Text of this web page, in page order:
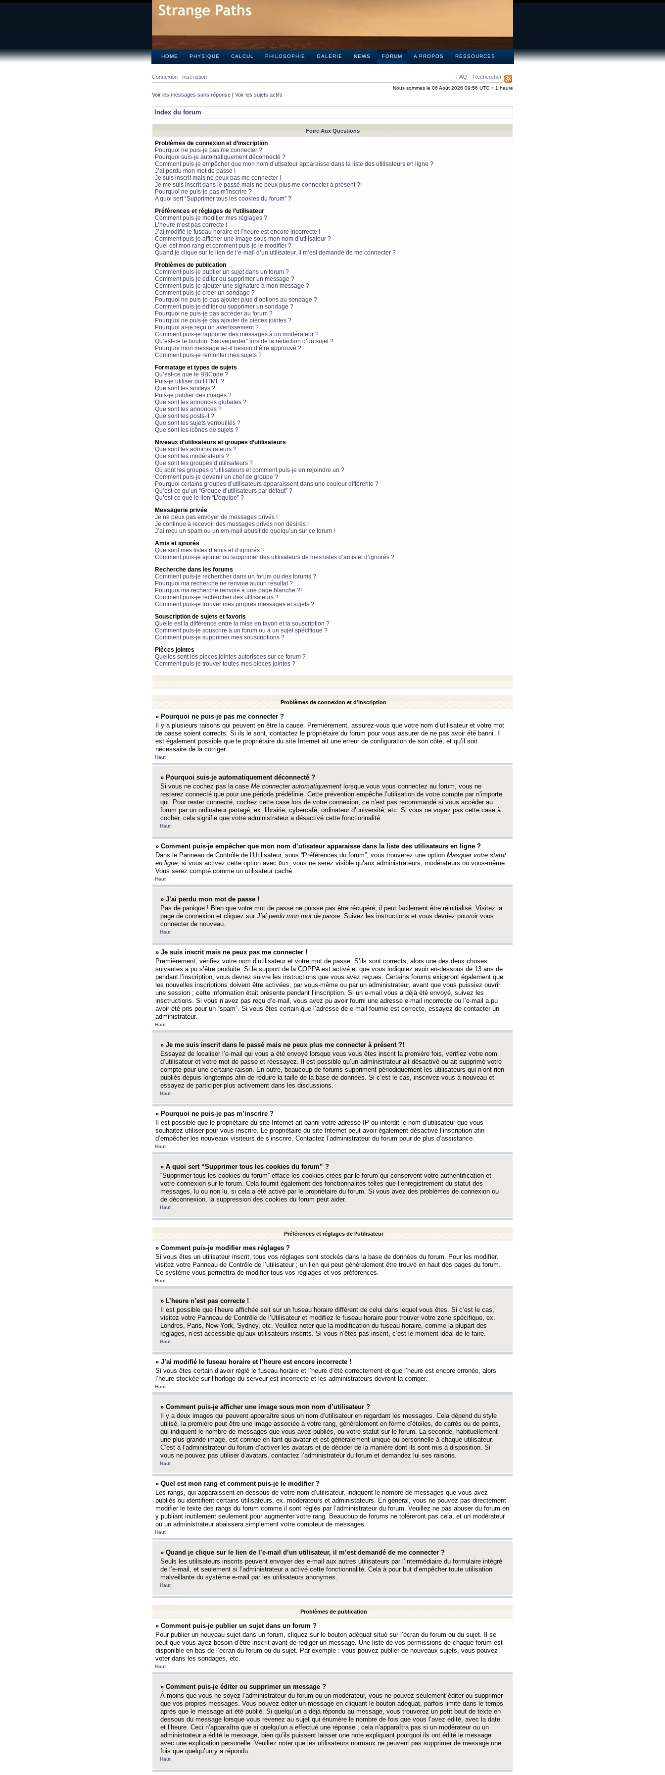
HOME PHYSIQUE CALCUL PHILOSOPHIE GALERIE NEWS FORUM A PROPOS RESSOURCES
FAQ Rechercher
Connexion Inscription
Nous sommes le 06 Août 2026 09:56 UTC + 1 heure
Voir les messages sans réponse | Voir les sujets actifs
Index du forum
Foire Aux Questions
Problèmes de connexion et d’inscription
Pourquoi ne puis-je pas me connecter ?
Pourquoi suis-je automatiquement déconnecté ?
Comment puis-je empêcher que mon nom d’utisateur apparaisse dans la liste des utilisateurs en ligne ?
J’ai perdu mon mot de passe !
Je suis inscrit mais ne peux pas me connecter !
Je me suis inscrit dans le passé mais ne peux plus me connecter à présent ?!
Pourquoi ne puis-je pas m’inscrire ?
A quoi sert “Supprimer tous les cookies du forum” ?
Préférences et réglages de l’utilisateur
Comment puis-je modifier mes réglages ?
L’heure n’est pas correcte !
J’ai modifié le fuseau horaire et l’heure est encore incorrecte !
Comment puis-je afficher une image sous mon nom d’utilisateur ?
Quel est mon rang et comment puis-je le modifier ?
Quand je clique sur le lien de l’e-mail d’un utilisateur, il m’est demandé de me connecter ?
Problèmes de publication
Comment puis-je publier un sujet dans un forum ?
Comment puis-je éditer ou supprimer un message ?
Comment puis-je ajouter une signature à mon message ?
Comment puis-je créer un sondage ?
Pourquoi ne puis-je pas ajouter plus d’options au sondage ?
Comment puis-je éditer ou supprimer un sondage ?
Pourquoi ne puis-je pas accéder au forum ?
Pourquoi ne puis-je pas ajouter de pièces jointes ?
Pourquoi ai-je reçu un avertissement ?
Comment puis-je rapporter des messages à un modérateur ?
Qu’est-ce le bouton “Sauvegarder” lors de la rédaction d’un sujet ?
Pourquoi mon message a-t-il besoin d’être approuvé ?
Comment puis-je remonter mes sujets ?
Formatage et types de sujets
Qu’est-ce que le BBCode ?
Puis-je utiliser du HTML ?
Que sont les smileys ?
Puis-je publier des images ?
Que sont les annonces globales ?
Que sont les annonces ?
Que sont les posts-it ?
Que sont les sujets verrouillés ?
Que sont les icônes de sujets ?
Niveaux d’utilisateurs et groupes d’utilisateurs
Que sont les administrateurs ?
Que sont les modérateurs ?
Que sont les groupes d’utilisateurs ?
Où sont les groupes d’utilisateurs et comment puis-je en rejoindre un ?
Comment puis-je devenir un chef de groupe ?
Pourquoi certains groupes d’utilisateurs apparaissent dans une couleur différente ?
Qu’est-ce qu’un “Groupe d’utilisateurs par défaut” ?
Qu’est-ce que le lien “L’équipe” ?
Messagerie privée
Je ne peux pas envoyer de messages privés !
Je continue à recevoir des messages privés non désirés !
J’ai reçu un spam ou un em-mail abusif de quelqu’un sur ce forum !
Amis et ignorés
Que sont mes listes d’amis et d’ignorés ?
Comment puis-je ajouter ou supprimer des utilisateurs de mes listes d’amis et d’ignorés ?
Recherche dans les forums
Comment puis-je rechercher dans un forum ou des forums ?
Pourquoi ma recherche ne renvoie aucun résultat ?
Pourquoi ma recherche renvoie à une page blanche ?!
Comment puis-je rechercher des utilisateurs ?
Comment puis-je trouver mes propres messages et sujets ?
Souscription de sujets et favoris
Quelle est la différence entre la mise en favori et la souscription ?
Comment puis-je souscrire à un forum ou à un sujet spécifique ?
Comment puis-je supprimer mes souscriptions ?
Pièces jointes
Quelles sont les pièces jointes autorisées sur ce forum ?
Comment puis-je trouver toutes mes pièces jointes ?
Problèmes de connexion et d’inscription
» Pourquoi ne puis-je pas me connecter ?
Il y a plusieurs raisons qui peuvent en être la cause. Premièrement, assurez-vous que votre nom d’utilisateur et votre mot
de passe soient corrects. Si ils le sont, contactez le propriétaire du forum pour vous assurer de ne pas avoir été banni. Il
est également possible que le propriétaire du site Internet ait une erreur de configuration de son côté, et qu’il soit
nécessaire de la corriger.
Haut
» Pourquoi suis-je automatiquement déconnecté ?
Si vous ne cochez pas la case Me connecter automatiquement lorsque vous vous connectez au forum, vous ne
resterez connecté que pour une période prédéfinie. Cette prévention empêche l’utilisation de votre compte par n’importe
qui. Pour rester connecté, cochez cette case lors de votre connexion, ce n’est pas recommandé si vous accéder au
forum par un ordinateur partagé, ex. librairie, cybercafé, ordinateur d’université, etc. Si vous ne voyez pas cette case à
cocher, cela signifie que votre administrateur a désactivé cette fonctionnalité.
Haut
» Comment puis-je empêcher que mon nom d’utisateur apparaisse dans la liste des utilisateurs en ligne ?
Dans le Panneau de Contrôle de l’Utilisateur, sous “Préférences du forum”, vous trouverez une option Masquer votre statut
en ligne, si vous activez cette option avec Oui , vous ne serez visible qu’aux administrateurs, modérateurs ou vous-même.
Vous serez compté comme un utilisateur caché.
Haut
» J’ai perdu mon mot de passe !
Pas de panique ! Bien que votre mot de passe ne puisse pas être récupéré, il peut facilement être réinitialisé. Visitez la
page de connexion et cliquez sur J’ai perdu mon mot de passe. Suivez les instructions et vous devriez pouvoir vous
connecter de nouveau.
Haut
» Je suis inscrit mais ne peux pas me connecter !
Premièrement, vérifiez votre nom d’utilisateur et votre mot de passe. S’ils sont corrects, alors une des deux choses
suivantes a pu s’être produite. Si le support de la COPPA est activé et que vous indiquiez avoir en-dessous de 13 ans de
pendant l’inscription, vous devrez suivre les instructions que vous avez reçues. Certains forums exigeront également que
les nouvelles inscriptions doivent être activées, par vous-même ou par un administrateur, avant que vous puissiez ouvrir
une session ; cette information était présente pendant l’inscription. Si un e-mail vous a déjà été envoyé, suivez les
insctructions. Si vous n’avez pas reçu d’e-mail, vous avez pu avoir fourni une adresse e-mail incorrecte ou l’e-mail a pu
avoir été pris pour un “spam”. Si vous êtes certain que l’adresse de e-mail fournie est correcte, essayez de contacter un
administrateur.
Haut
» Je me suis inscrit dans le passé mais ne peux plus me connecter à présent ?!
Essayez de localiser l’e-mail qui vous a été envoyé lorsque vous vous êtes inscrit la première fois, vérifiez votre nom
d’utilisateur et votre mot de passe et réessayez. Il est possible qu’un administrateur ait désactivé ou ait supprimé votre
compte pour une certaine raison. En outre, beaucoup de forums suppriment périodiquement les utilisateurs qui n’ont rien
publiés depuis longtemps afin de réduire la taille de la base de données. Si c’est le cas, inscrivez-vous à nouveau et
essayez de participer plus activement dans les discussions.
Haut
» Pourquoi ne puis-je pas m’inscrire ?
Il est possible que le propriétaire du site Internet ait banni votre adresse IP ou interdit le nom d’utilisateur que vous
souhaitez utiliser pour vous inscrire. Le propriétaire du site Internet peut avoir également désactivé l’inscription afin
d’empêcher les nouveaux visiteurs de s’inscrire. Contactez l’administrateur du forum pour de plus d’assistance.
Haut
» A quoi sert “Supprimer tous les cookies du forum” ?
“Supprimer tous les cookies du forum” efface les cookies crées par le forum qui conservent votre authentification et
votre connexion sur le forum. Cela fournit également des fonctionnalités telles que l’enregistrement du statut des
messages, lu ou non lu, si cela a été activé par le propriétaire du forum. Si vous avez des problèmes de connexion ou
de déconnexion, la suppression des cookies du forum peut aider.
Haut
Préférences et réglages de l’utilisateur
» Comment puis-je modifier mes réglages ?
Si vous êtes un utilisateur inscrit, tous vos réglages sont stockés dans la base de données du forum. Pour les modifier,
visitez votre Panneau de Contrôle de l’utilisateur ; un lien qui peut généralement être trouvé en haut des pages du forum.
Ce système vous permettra de modifier tous vos réglages et vos préférences.
Haut
» L’heure n’est pas correcte !
Il est possible que l’heure affichée soit sur un fuseau horaire différent de celui dans lequel vous êtes. Si c’est le cas,
visitez votre Panneau de Contrôle de l’Utilisateur et modifiez le fuseau horaire pour trouver votre zone spécifique, ex.
Londres, Paris, New York, Sydney, etc. Veuillez noter que la modification du fuseau horaire, comme la plupart des
réglages, n’est accessible qu’aux utilisateurs inscrits. Si vous n’êtes pas inscrit, c’est le moment idéal de le faire.
Haut
» J’ai modifié le fuseau horaire et l’heure est encore incorrecte !
Si vous êtes certain d’avoir réglé le fuseau horaire et l’heure d’été correctement et que l’heure est encore erronée, alors
l’heure stockée sur l’horloge du serveur est incorrecte et les administrateurs devront la corriger.
Haut
» Comment puis-je afficher une image sous mon nom d’utilisateur ?
Il y a deux images qui peuvent apparaître sous un nom d’utilisateur en regardant les messages. Cela dépend du style
utilisé, la première peut être une image associée à votre rang, généralement en forme d’étoiles, de carrés ou de points,
qui indiquent le nombre de messages que vous avez publiés, ou votre statut sur le forum. La seconde, habituellement
une plus grande image, est connue en tant qu’avatar et est généralement unique ou personnelle à chaque utilisateur.
C’est à l’administrateur du forum d’activer les avatars et de décider de la manière dont ils sont mis à disposition. Si
vous ne pouvez pas utiliser d’avatars, contactez l’administrateur du forum et demandez lui ses raisons.
Haut
» Quel est mon rang et comment puis-je le modifier ?
Les rangs, qui apparaissent en-dessous de votre nom d’utilisateur, indiquent le nombre de messages que vous avez
publiés ou identifient certains utilisateurs, ex. modérateurs et administateurs. En général, vous ne pouvez pas directement
modifier le texte des rangs du forum comme il sont réglés par l’administrateur du forum. Veuillez ne pas abuser du forum en
y publiant inutilement seulement pour augmenter votre rang. Beaucoup de forums ne toléreront pas cela, et un modérateur
ou un administrateur abaissera simplement votre compteur de messages.
Haut
» Quand je clique sur le lien de l’e-mail d’un utilisateur, il m’est demandé de me connecter ?
Seuls les utilisateurs inscrits peuvent envoyer des e-mail aux autres utilisateurs par l’intermédiaire du formulaire intégré
de l’e-mail, et seulement si l’administrateur a activé cette fonctionnalité. Cela à pour but d’empêcher toute utilisation
malveillante du système e-mail par les utilisateurs anonymes.
Haut
Problèmes de publication
» Comment puis-je publier un sujet dans un forum ?
Pour publier un nouveau sujet dans un forum, cliquez sur le bouton adéquat situé sur l’écran du forum ou du sujet. Il se
peut que vous ayez besoin d’être inscrit avant de rédiger un message. Une liste de vos permissions de chaque forum est
disponible en bas de l’écran du forum ou du sujet. Par exemple : vous pouvez publier de nouveaux sujets, vous pouvez
voter dans les sondages, etc.
Haut
» Comment puis-je éditer ou supprimer un message ?
À moins que vous ne soyez l’administrateur du forum ou un modérateur, vous ne pouvez seulement éditer ou supprimer
que vos propres messages. Vous pouvez éditer un message en cliquant le bouton adéquat, parfois limité dans le temps
après que le message ait été publié. Si quelqu’un a déjà répondu au message, vous trouverez un petit bout de texte en
dessous du message lorsque vous revenez au sujet qui énumère le nombre de fois que vous l’avez édité, avec la date
et l’heure. Ceci n’apparaîtra que si quelqu’un a effectué une réponse ; cela n’apparaîtra pas si un modérateur ou un
administrateur a édité le message, bien qu’ils puissent laisser une note expliquant pourquoi ils ont édité le message
avec une explication personelle. Veuillez noter que les utilisateurs normaux ne peuvent pas supprimer de message une
fois que quelqu’un y a répondu.
Haut